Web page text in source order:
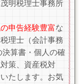
明税理士事務所
申告経験豊富な
理士（会計事務
算書・個人の確
策、資産税対
たします。お気